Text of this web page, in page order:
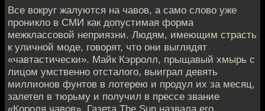
Все вокруг жалуются на чавов, а само слово уже
проникло в СМИ как допустимая форма
межклассовой неприязни. Людям, имеющим страсть
к уличной моде, говорят, что они выглядят
«чавтастически». Майк Кэрролл, прыщавый хмырь с
лицом умственно отсталого, выиграл девять
миллионов фунтов в лотерею и продул их за месяц,
залетел в тюрьму и получил в прессе звание